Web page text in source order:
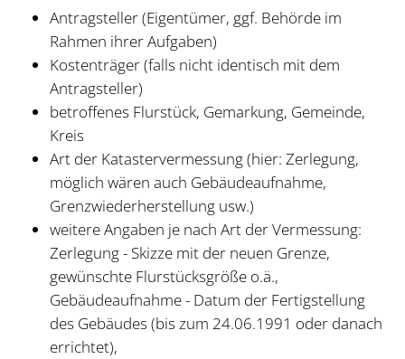
Antragsteller (Eigentümer, ggf. Behörde im
Rahmen ihrer Aufgaben)
Kostenträger (falls nicht identisch mit dem
Antragsteller)
betroffenes Flurstück, Gemarkung, Gemeinde,
Kreis
Art der Katastervermessung (hier: Zerlegung,
möglich wären auch Gebäudeaufnahme,
Grenzwiederherstellung usw.)
weitere Angaben je nach Art der Vermessung:
Zerlegung - Skizze mit der neuen Grenze,
gewünschte Flurstücksgröße o.ä.,
Gebäudeaufnahme - Datum der Fertigstellung
des Gebäudes (bis zum 24.06.1991 oder danach
errichtet),